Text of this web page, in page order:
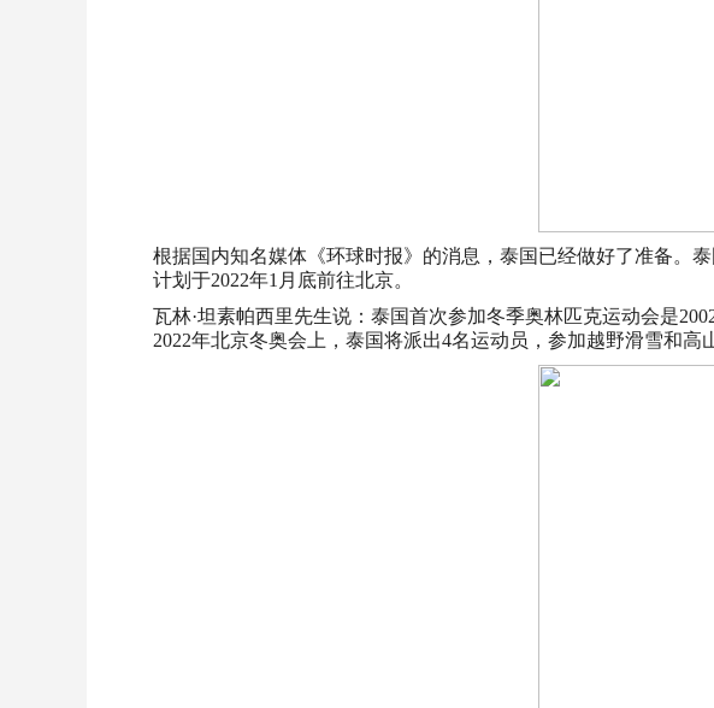
根据国内知名媒体《环球时报》的消息，泰国已经做好了准备。
计划于2022年1月底前往北京。
瓦林·坦素帕西里先生说：泰国首次参加冬季奥林匹克运动会是
2022年北京冬奥会上，泰国将派出4名运动员，参加越野滑雪和高